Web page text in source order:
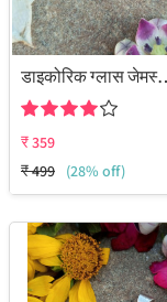
डाइकोरिक ग्लास
₹359
₹499 (28% off)